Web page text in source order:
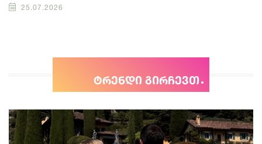
25.07.2026
ტრენდი გირჩევთ